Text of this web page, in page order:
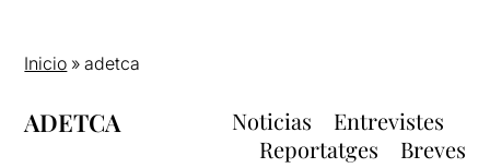
Inicio »adetca
ADETCA Noticias
Entrevistes
Reportatges
Breves